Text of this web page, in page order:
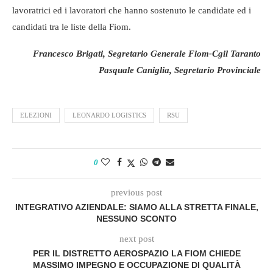
lavoratrici ed i lavoratori che hanno sostenuto le candidate ed i
candidati tra le liste della Fiom.
Francesco Brigati, Segretario Generale Fiom-Cgil Taranto
Pasquale Caniglia, Segretario Provinciale
ELEZIONI LEONARDO LOGISTICS RSU
0
previous post
INTEGRATIVO AZIENDALE: SIAMO ALLA STRETTA FINALE,
NESSUNO SCONTO
next post
PER IL DISTRETTO AEROSPAZIO LA FIOM CHIEDE
MASSIMO IMPEGNO E OCCUPAZIONE DI QUALITÀ